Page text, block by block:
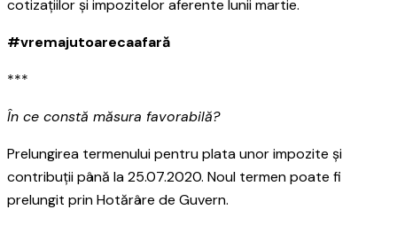
cotizațiilor și impozitelor aferente lunii martie.
#vremajutoarecaafară
***
În ce constă măsura favorabilă?
Prelungirea termenului pentru plata unor impozite și
contribuții până la 25.07.2020. Noul termen poate fi
prelungit prin Hotărâre de Guvern.